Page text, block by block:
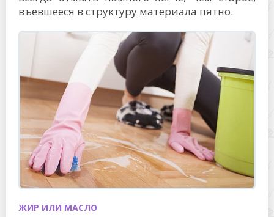
въевшееся в структуру материала пятно.
ЖИР ИЛИ МАСЛО